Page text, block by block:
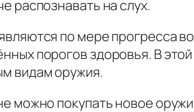
распознавать на слух.
по мере прогресса
порогов здоровья. В
видам оружия.
можно покупать новое